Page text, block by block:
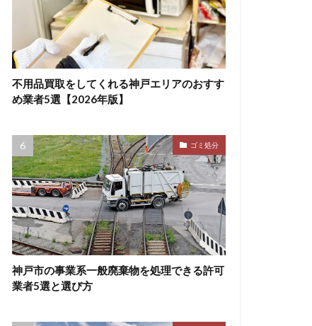
不用品買取をしてくれる神戸エリアのおすす
め業者5選【2026年版】
ゴミ処分
神戸市の事業系一般廃棄物を処理できる許可
業者5選と選び方